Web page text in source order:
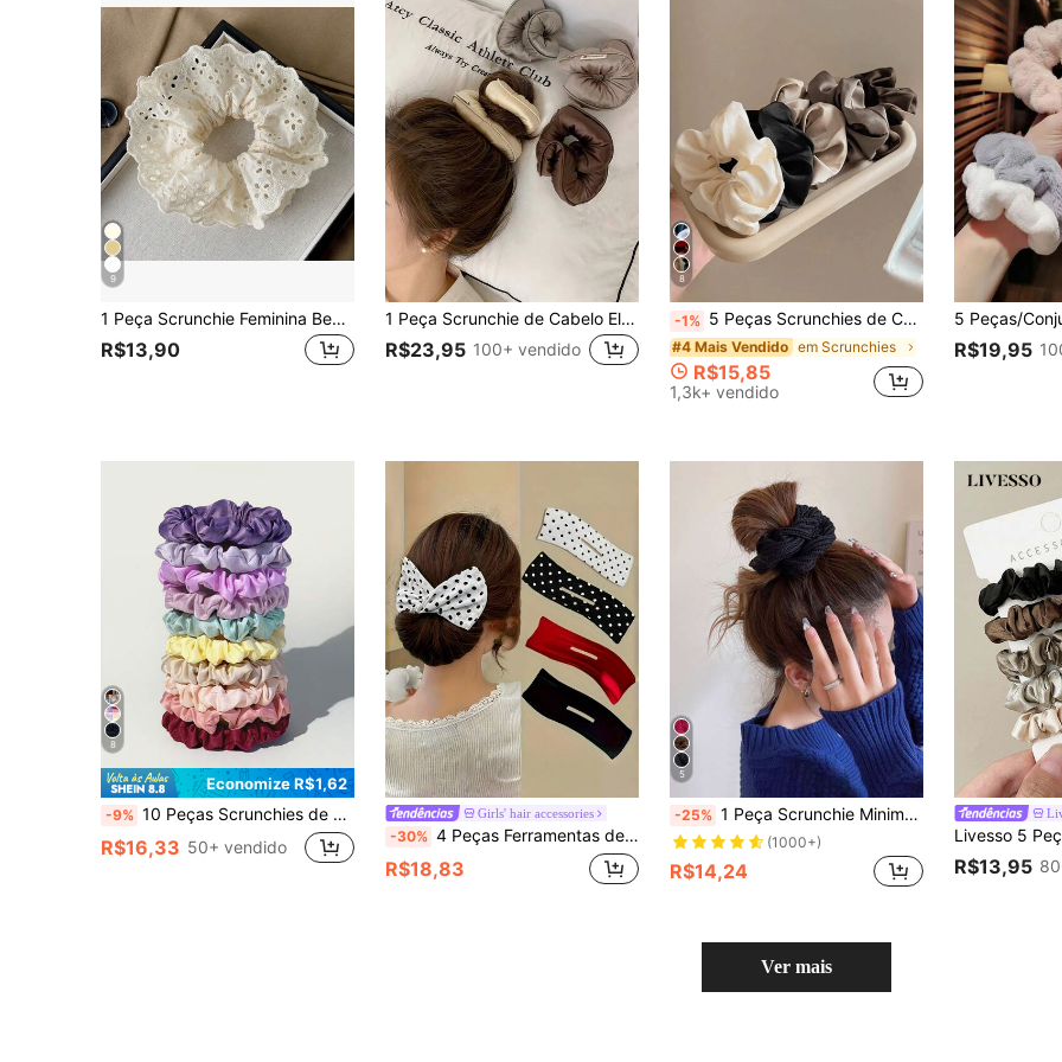
9
1 Peça Scrunchie Feminina Bege Elegante Francesa Requintada com Renda Vazada Floral, Acessório de Cabelo
R$13,90
1 Peça Scrunchie de Cabelo Elástico de Esponja para Dormir, Acessório de Cabelo Feminino, Scrunchie de Cabelo Grande Macio de Cetim Sólido Preenchido, Acessórios de Cabelo
R$23,95 100+ vendido
8
-1% 5 Peças Scrunchies de Cetim Preto e Marrom, 3,35 Polegadas, Elásticos de Cabelo, Rabos de Cavalo, Elásticos de Cabelo, Acessórios de Cabelo, Uso Diário, Estética Clean Girl
#4 Mais Vendido em Scrunchies
R$15,85
1,3k+ vendido
R$19,95
8
Economize R$1,62
-9% 10 Peças Scrunchies de Cabelo de Cetim Francês, Versátil Combinação com Seda Imitada, Acessórios de Cabelo Coreanos, Elásticos de Cabelo Scrunchie, Acessórios de Rabo de Cavalo Casuais, Faixa de Cabelo Elástica, Festival, Festa
R$16,33 50+ vendido
Girls' hair accessories
-30% 4 Peças Ferramentas de Penteado com Bolinhas e Sólidas, Faixas de Cabelo Mágicas de Torção Preguiçosa, Acessórios de Cabelo Simples para Mulheres
R$18,83
5
-25% 1 Peça Scrunchie Minimalista Sólida Casual Dopamina Dia dos Namorados Scrunchie Elásticos de Cabelo Acessórios de Cabelo para Rabo de Cavalo, Acessórios de Cabelo
(1000+)
R$14,24 R$13,95
Ver mais